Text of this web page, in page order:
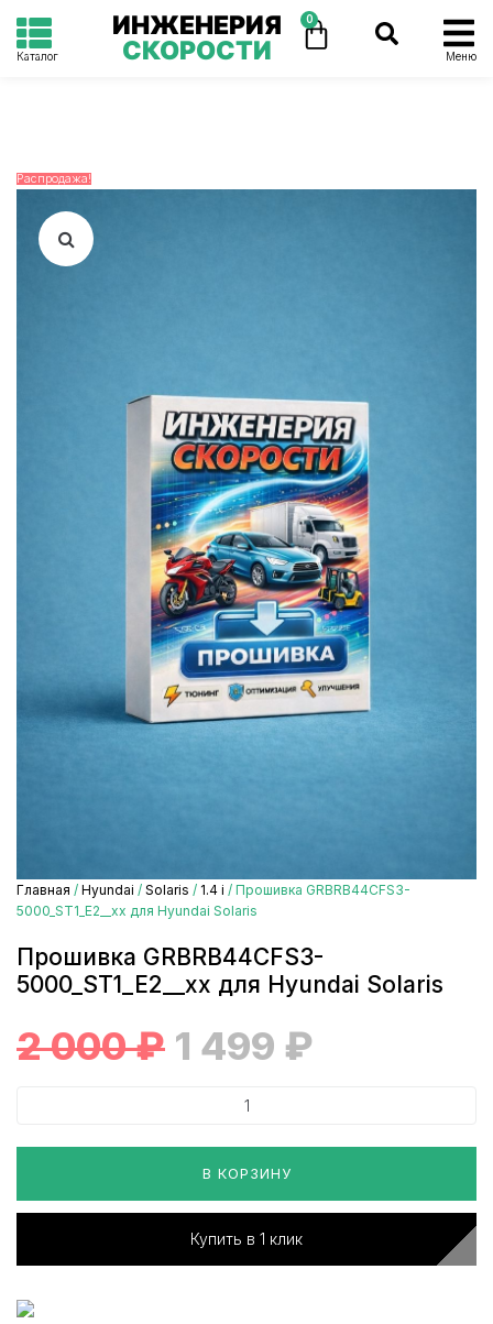
Каталог
ИНЖЕНЕРИЯ
СКОРОСТИ
0
Меню
Распродажа!
Главная / Hyundai / Solaris / 1.4 i / Прошивка GRBRB44CFS3-
5000_ST1_E2__xx для Hyundai Solaris
Прошивка GRBRB44CFS3-
5000_ST1_E2__xx для Hyundai Solaris
2 000₽ 1 499 ₽
В КОРЗИНУ
Купить в 1 клик